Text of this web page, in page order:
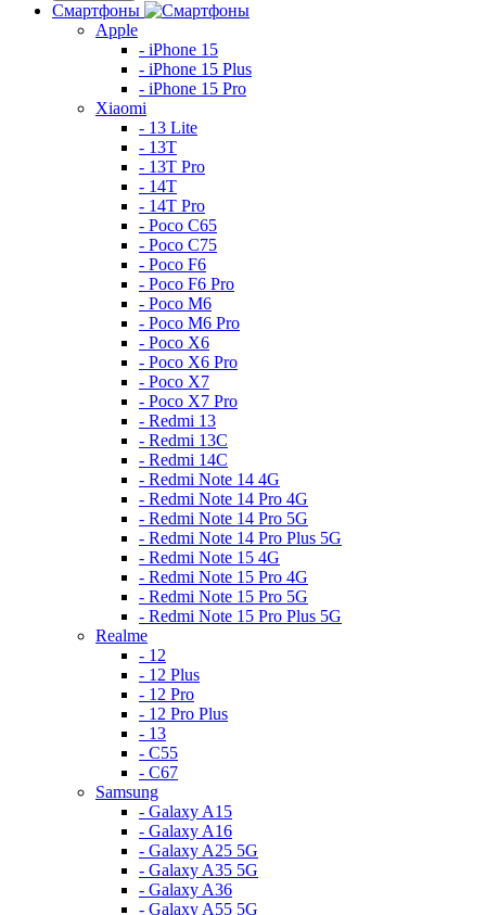
Смартфоны
Apple
- iPhone 15
- iPhone 15 Plus
- iPhone 15 Pro
Xiaomi
- 13 Lite
- 13T
- 13T Pro
- 14T
- 14T Pro
- Poco C65
- Poco C75
- Poco F6
- Poco F6 Pro
- Poco M6
- Poco M6 Pro
- Poco X6
- Poco X6 Pro
- Poco X7
- Poco X7 Pro
- Redmi 13
- Redmi 13C
- Redmi 14C
- Redmi Note 14 4G
- Redmi Note 14 Pro 4G
- Redmi Note 14 Pro 5G
- Redmi Note 14 Pro Plus 5G
- Redmi Note 15 4G
- Redmi Note 15 Pro 4G
- Redmi Note 15 Pro 5G
- Redmi Note 15 Pro Plus 5G
Realme
- 12
- 12 Plus
- 12 Pro
- 12 Pro Plus
- 13
- C55
- C67
Samsung
- Galaxy A15
- Galaxy A16
- Galaxy A25 5G
- Galaxy A35 5G
- Galaxy A36
- Galaxy A55 5G